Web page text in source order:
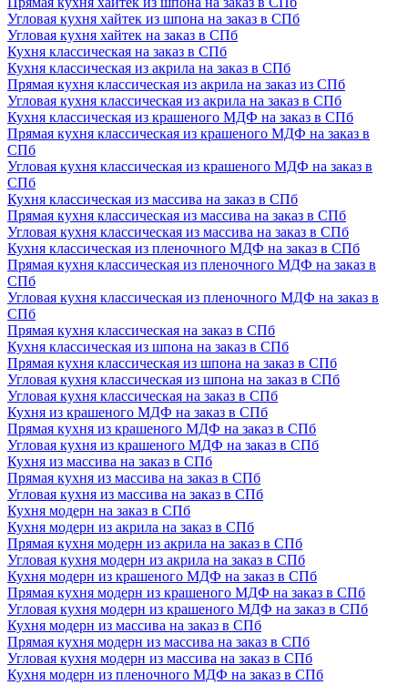
Угловая кухня хайтек из шпона на заказ в СПб
Угловая кухня хайтек на заказ в СПб
Кухня классическая на заказ в СПб
Кухня классическая из акрила на заказ в СПб
Прямая кухня классическая из акрила на заказ из СПб
Угловая кухня классическая из акрила на заказ в СПб
Кухня классическая из крашеного МДФ на заказ в СПб
Прямая кухня классическая из крашеного МДФ на заказ в
СПб
Угловая кухня классическая из крашеного МДФ на заказ в
СПб
Кухня классическая из массива на заказ в СПб
Прямая кухня классическая из массива на заказ в СПб
Угловая кухня классическая из массива на заказ в СПб
Кухня классическая из пленочного МДФ на заказ в СПб
Прямая кухня классическая из пленочного МДФ на заказ в
СПб
Угловая кухня классическая из пленочного МДФ на заказ в
СПб
Прямая кухня классическая на заказ в СПб
Кухня классическая из шпона на заказ в СПб
Прямая кухня классическая из шпона на заказ в СПб
Угловая кухня классическая из шпона на заказ в СПб
Угловая кухня классическая на заказ в СПб
Кухня из крашеного МДФ на заказ в СПб
Прямая кухня из крашеного МДФ на заказ в СПб
Угловая кухня из крашеного МДФ на заказ в СПб
Кухня из массива на заказ в СПб
Прямая кухня из массива на заказ в СПб
Угловая кухня из массива на заказ в СПб
Кухня модерн на заказ в СПб
Кухня модерн из акрила на заказ в СПб
Прямая кухня модерн из акрила на заказ в СПб
Угловая кухня модерн из акрила на заказ в СПб
Кухня модерн из крашеного МДФ на заказ в СПб
Прямая кухня модерн из крашеного МДФ на заказ в СПб
Угловая кухня модерн из крашеного МДФ на заказ в СПб
Кухня модерн из массива на заказ в СПб
Прямая кухня модерн из массива на заказ в СПб
Угловая кухня модерн из массива на заказ в СПб
Кухня модерн из пленочного МДФ на заказ в СПб